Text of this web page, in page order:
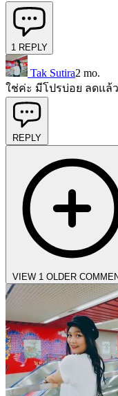
1 REPLY
Tak Sutira2 mo.
ใช่ค่ะ มีโปรบ่อย ลดแล้
REPLY
VIEW 1 OLDER